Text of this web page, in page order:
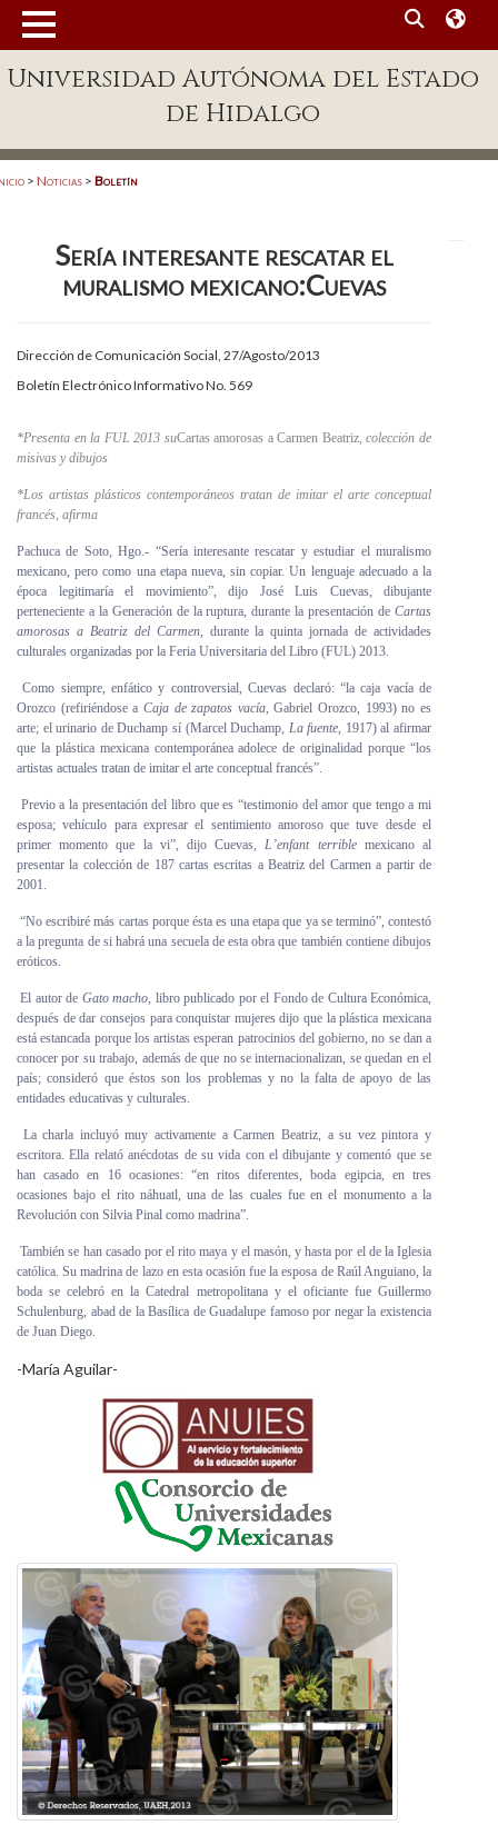
Enlaces
Patronato
Publicaciones en línea
Acreditación Internacional
Alumnado
Personal
Alumni
Visitantes
Universidad Autónoma del Estado
de Hidalgo
> Noticias > Boletín
Sería interesante rescatar el
muralismo mexicano:Cuevas
Dirección de Comunicación Social, 27/Agosto/2013
Boletín Electrónico Informativo No. 569
*Presenta en la FUL 2013 suCartas amorosas a Carmen Beatriz,colección de
misivas y dibujos
*Los artistas plásticos contemporáneos tratan de imitar el arte conceptual
francés, afirma
Pachuca de Soto, Hgo.- “Sería interesante rescatar y estudiar el muralismo
mexicano, pero como una etapa nueva, sin copiar. Un lenguaje adecuado a la
época legitimaría el movimiento”, dijo José Luis Cuevas, dibujante
perteneciente a la Generación de la ruptura, durante la presentación de Cartas
amorosas a Beatriz del Carmen, durante la quinta jornada de actividades
culturales organizadas por la Feria Universitaria del Libro (FUL) 2013.
Como siempre, enfático y controversial, Cuevas declaró: “la caja vacía de
Orozco (refiriéndose a Caja de zapatos vacía, Gabriel Orozco, 1993) no es
arte; el urinario de Duchamp sí (Marcel Duchamp, La fuente, 1917) al afirmar
que la plástica mexicana contemporánea adolece de originalidad porque “los
artistas actuales tratan de imitar el arte conceptual francés”.
Previo a la presentación del libro que es “testimonio del amor que tengo a mi
esposa; vehículo para expresar el sentimiento amoroso que tuve desde el
primer momento que la vi”, dijo Cuevas,L’enfant terriblemexicano al
presentar la colección de 187 cartas escritas a Beatriz del Carmen a partir de
2001.
“No escribiré más cartas porque ésta es una etapa que ya se terminó”, contestó
a la pregunta de si habrá una secuela de esta obra que también contiene dibujos
eróticos.
El autor de Gato macho, libro publicado por el Fondo de Cultura Económica,
después de dar consejos para conquistar mujeres dijo que la plástica mexicana
está estancada porque los artistas esperan patrocinios del gobierno, no se dan a
conocer por su trabajo, además de que no se internacionalizan, se quedan en el
país; consideró que éstos son los problemas y no la falta de apoyo de las
entidades educativas y culturales.
La charla incluyó muy activamente a Carmen Beatriz, a su vez pintora y
escritora. Ella relató anécdotas de su vida con el dibujante y comentó que se
han casado en 16 ocasiones: “en ritos diferentes, boda egipcia, en tres
ocasiones bajo el rito náhuatl, una de las cuales fue en el monumento a la
Revolución con Silvia Pinal como madrina”.
También se han casado por el rito maya y el masón, y hasta por el de la Iglesia
católica. Su madrina de lazo en esta ocasión fue la esposa de Raúl Anguiano, la
boda se celebró en la Catedral metropolitana y el oficiante fue Guillermo
Schulenburg, abad de la Basílica de Guadalupe famoso por negar la existencia
de Juan Diego.
-María Aguilar-